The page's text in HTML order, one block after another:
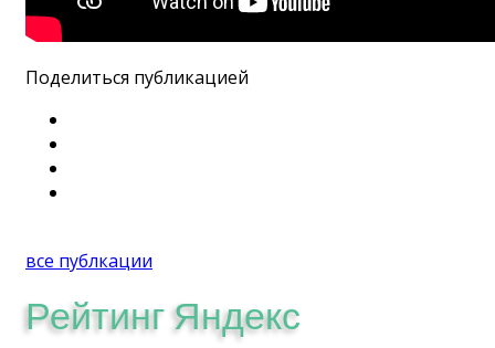
Поделиться публикацией
все публкации
Рейтинг Яндекс